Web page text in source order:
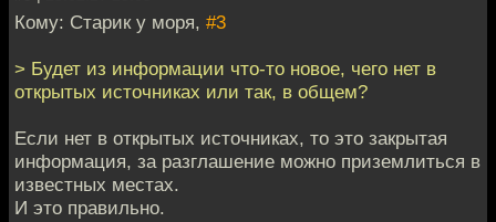
Кому: Старик у моря, #3
> Будет из информации что-то новое, чего нет в
открытых источниках или так, в общем?
Если нет в открытых источниках, то это закрытая
информация, за разглашение можно приземлиться в
известных местах.
И это правильно.